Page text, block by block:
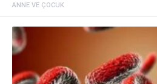
ANNE VE ÇOCUK